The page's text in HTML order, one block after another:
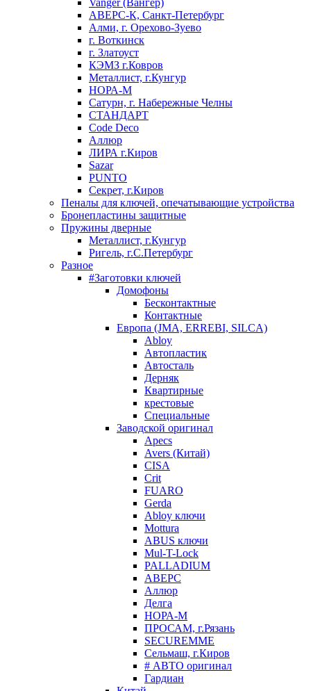
Vanger (Вангер)
АВЕРС-К, Санкт-Петербург
Алми, г. Орехово-Зуево
г. Воткинск
г. Златоуст
КЭМЗ г.Ковров
Металлист, г.Кунгур
НОРА-М
Сатурн, г. Набережные Челны
СТАНДАРТ
Code Deco
Аллюр
ЛИРА г.Киров
Sazar
PUNTO
Секрет, г.Киров
Пеналы для ключей, опечатывающие устройства
Бронепластины защитные
Пружины дверные
Металлист, г.Кунгур
Ригель, г.С.Петербург
Разное
#Заготовки ключей
Домофоны
Бесконтактные
Контактные
Европа (JMA, ERREBI, SILCA)
Abloy
Автопластик
Автосталь
Дерняк
Квартирные
крестовые
Специальные
Заводской оригинал
Apecs
Avers (Китай)
CISA
Crit
FUARO
Gerda
Abloy ключи
Mottura
ABUS ключи
Mul-T-Lock
PALLADIUM
АВЕРС
Аллюр
Делга
НОРА-М
ПРОСАМ, г.Рязань
SECUREMME
Сельмаш, г.Киров
# АВТО оригинал
Гардиан